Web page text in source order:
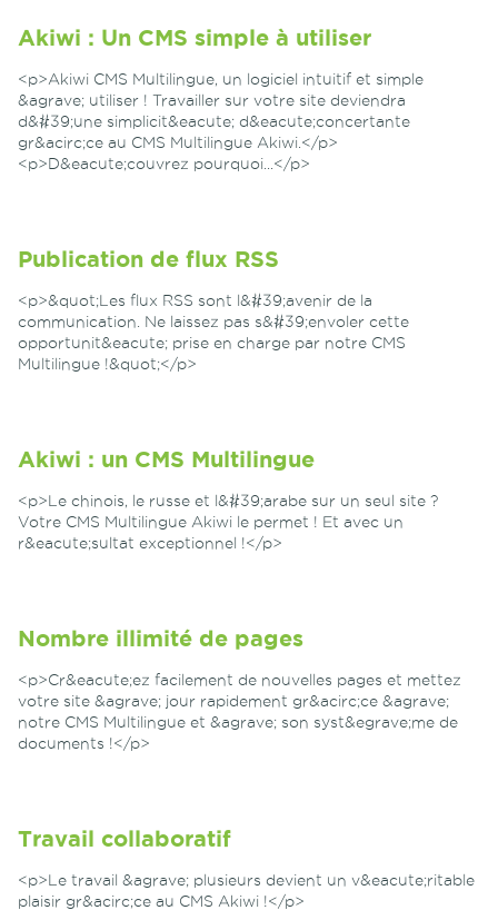
Akiwi : Un CMS simple à utiliser
<p>Akiwi CMS Multilingue, un logiciel intuitif et simple
&agrave; utiliser ! Travailler sur votre site deviendra
d&#39;une simplicit&eacute; d&eacute;concertante
gr&acirc;ce au CMS Multilingue Akiwi.</p>
<p>D&eacute;couvrez pourquoi...</p>
Publication de flux RSS
<p>&quot;Les flux RSS sont l&#39;avenir de la
communication. Ne laissez pas s&#39;envoler cette
opportunit&eacute; prise en charge par notre CMS
Multilingue !&quot;</p>
Akiwi : un CMS Multilingue
<p>Le chinois, le russe et l&#39;arabe sur un seul site ?
Votre CMS Multilingue Akiwi le permet ! Et avec un
r&eacute;sultat exceptionnel !</p>
Nombre illimité de pages
<p>Cr&eacute;ez facilement de nouvelles pages et mettez
votre site &agrave; jour rapidement gr&acirc;ce &agrave;
notre CMS Multilingue et &agrave; son syst&egrave;me de
documents !</p>
Travail collaboratif
<p>Le travail &agrave; plusieurs devient un v&eacute;ritable
plaisir gr&acirc;ce au CMS Akiwi !</p>